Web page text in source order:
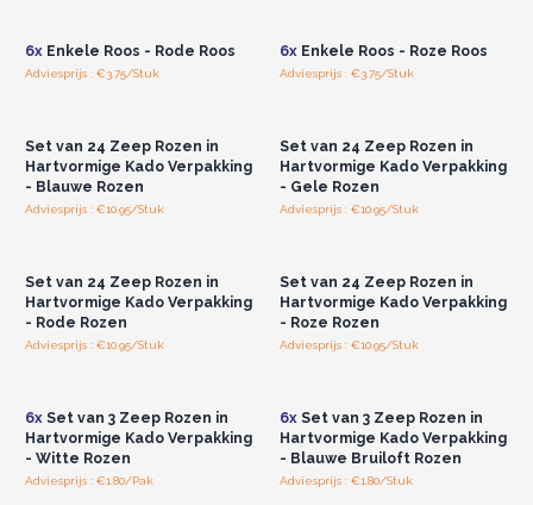
Luxe Zeepbloemen gemaakt voor de Groothandel
6xEnkele Roos - Rode Roos
Adviesprijs : €3.75/Stuk
6xEnkele Roos - Roze Roos
Adviesprijs : €3.75/Stuk
Set van 24 Zeep Rozen in
Hartvormige Kado Verpakking
- Blauwe Rozen
Adviesprijs : €10.95/Stuk
Set van 24 Zeep Rozen in
Hartvormige Kado Verpakking
- Gele Rozen
Adviesprijs : €10.95/Stuk
Set van 24 Zeep Rozen in
Hartvormige Kado Verpakking
- Rode Rozen
Adviesprijs : €10.95/Stuk
Set van 24 Zeep Rozen in
Hartvormige Kado Verpakking
- Roze Rozen
Adviesprijs : €10.95/Stuk
6xSet van 3 Zeep Rozen in
Hartvormige Kado Verpakking
- Witte Rozen
Adviesprijs : €1.80/Pak
6xSet van 3 Zeep Rozen in
Hartvormige Kado Verpakking
- Blauwe Bruiloft Rozen
Adviesprijs : €1.80/Stuk